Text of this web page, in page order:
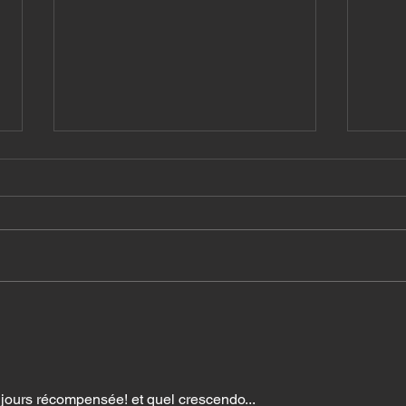
récompensée! et quel crescendo...